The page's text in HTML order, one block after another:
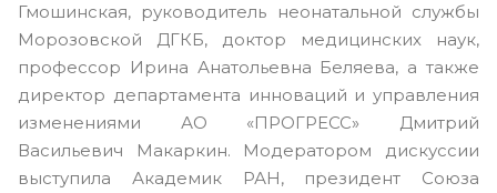
Гмошинская, руководитель неонатальной службы
Морозовской ДГКБ, доктор медицинских наук,
профессор Ирина Анатольевна Беляева, а также
директор департамента инноваций и управления
изменениями АО «ПРОГРЕСС» Дмитрий
Васильевич Макаркин. Модератором дискуссии
выступила Академик РАН, президент Союза